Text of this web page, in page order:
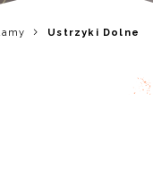
Ustrzyki Dolne